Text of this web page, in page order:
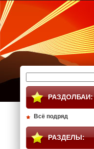
РАЗДОЛБАИ:
Всё подряд
РАЗДЕЛЫ: